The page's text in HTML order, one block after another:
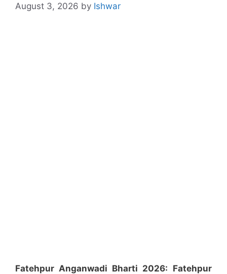
August 3, 2026 by Ishwar
Fatehpur Anganwadi Bharti 2026: Fatehpur